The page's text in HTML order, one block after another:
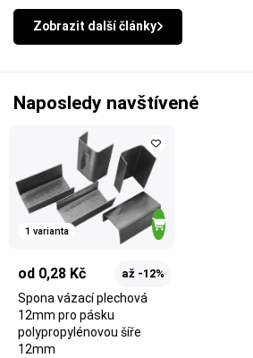
Zobrazit další články
Naposledy navštívené
1 varianta
od 0,28 Kč až -12%
Spona vázací plechová
12mm pro pásku
polypropylénovou šíře
12mm